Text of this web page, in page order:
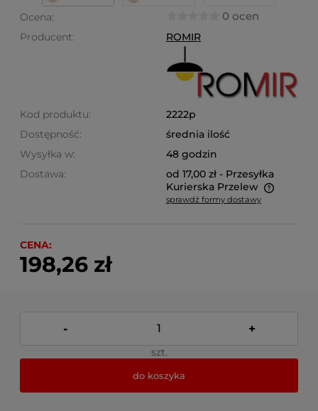
Ocena: 0 ocen
Producent: ROMIR
Kod produktu:
2222p
Dostępność:
średnia ilość
Wysyłka w:
48 godzin
Dostawa:
od 17,00 zł - Przesyłka
Kurierska Przelew
Cena nie zawiera ewentualnych kosztów płatności
sprawdź formy dostawy
CENA:
198,26 zł
- +
szt.
do koszyka